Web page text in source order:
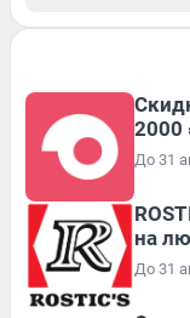
2000
До 31
на
До 31